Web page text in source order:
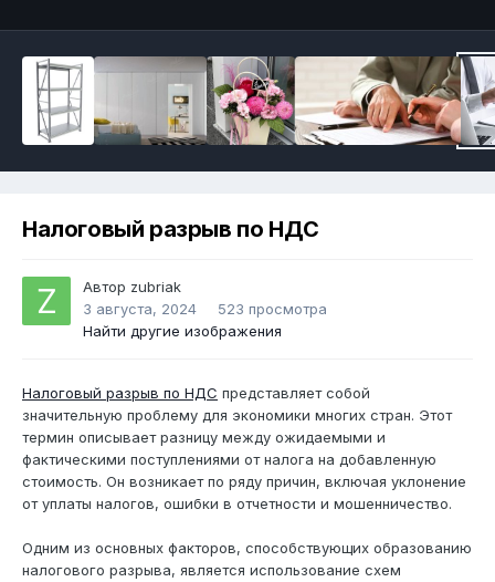
Налоговый разрыв по НДС
Автор zubriak
3 августа, 2024
523 просмотра
Найти другие изображения
Налоговый разрыв по НДС представляет собой
значительную проблему для экономики многих стран. Этот
термин описывает разницу между ожидаемыми и
фактическими поступлениями от налога на добавленную
стоимость. Он возникает по ряду причин, включая уклонение
от уплаты налогов, ошибки в отчетности и мошенничество.
Одним из основных факторов, способствующих образованию
налогового разрыва, является использование схем